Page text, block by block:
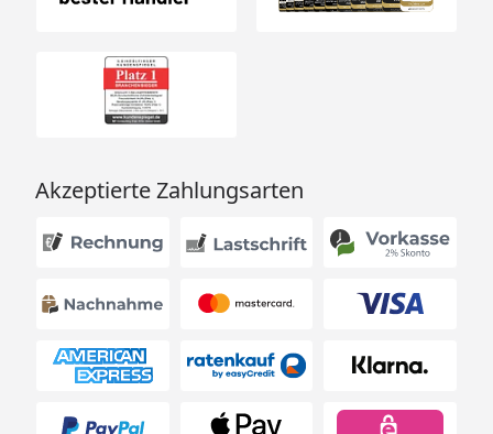
Akzeptierte Zahlungsarten